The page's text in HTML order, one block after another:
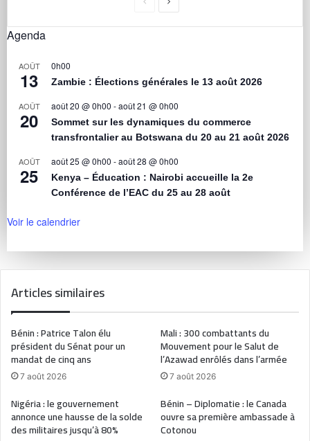
Agenda
AOÛT
13
0h00
Zambie : Élections générales le 13 août 2026
AOÛT
20
août 20 @ 0h00 -août 21 @ 0h00
Sommet sur les dynamiques du commerce
transfrontalier au Botswana du 20 au 21 août 2026
AOÛT
25
août 25 @ 0h00 -août 28 @ 0h00
Kenya – Éducation : Nairobi accueille la 2e
Conférence de l’EAC du 25 au 28 août
Voir le calendrier
Articles similaires
Bénin : Patrice Talon élu
président du Sénat pour un
mandat de cinq ans
7 août 2026
Mali : 300 combattants du
Mouvement pour le Salut de
l’Azawad enrôlés dans l’armée
7 août 2026
Nigéria : le gouvernement
annonce une hausse de la solde
des militaires jusqu’à 80%
Bénin – Diplomatie : le Canada
ouvre sa première ambassade à
Cotonou